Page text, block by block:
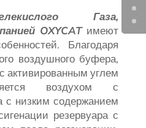
Газа,
OXYCATимеют
Благодаря
воздушного буфера,
активированным углем
воздухом с
с низким содержанием
резервуара с